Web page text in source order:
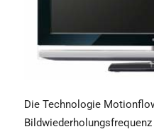
Die Technologie